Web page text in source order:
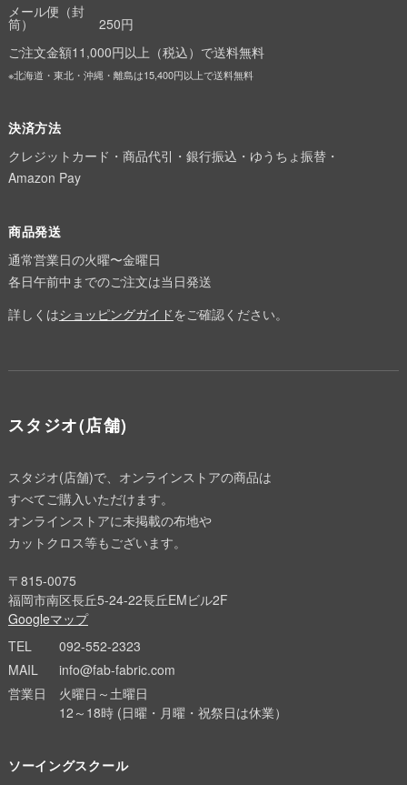
メール便（封
筒）
250円
ご注文金額11,000円以上（税込）で送料無料
※北海道・東北・沖縄・離島は15,400円以上で送料無料
決済方法
クレジットカード・商品代引・銀行振込・ゆうちょ振替・
Amazon Pay
商品発送
通常営業日の火曜〜金曜日
各日午前中までのご注文は当日発送
詳しくはショッピングガイドをご確認ください。
スタジオ(店舗)
スタジオ(店舗)で、オンラインストアの商品は
すべてご購入いただけます。
オンラインストアに未掲載の布地や
カットクロス等もございます。
〒815-0075
福岡市南区長丘5-24-22長丘EMビル2F
Googleマップ
TEL
092-552-2323
MAIL
info@fab-fabric.com
営業日
火曜日～土曜日
12～18時 (日曜・月曜・祝祭日は休業）
ソーイングスクール